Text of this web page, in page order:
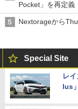
Pocket」を再定
Nextorageから
Special Site
レ
lus